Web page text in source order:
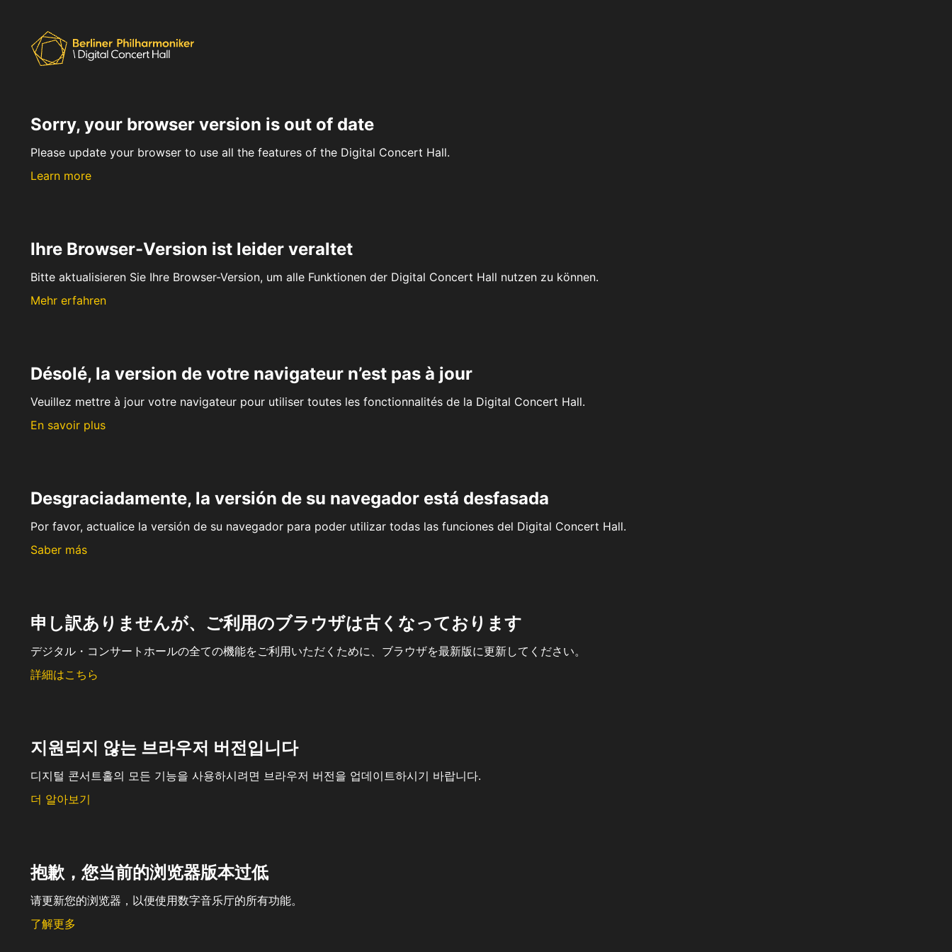
Sorry, your browser version is out of date
Please update your browser to use all the features of the Digital Concert Hall.
Learn more
Ihre Browser-Version ist leider veraltet
Bitte aktualisieren Sie Ihre Browser-Version, um alle Funktionen der Digital Concert Hall nutzen zu können.
Mehr erfahren
Désolé, la version de votre navigateur n’est pas à jour
Veuillez mettre à jour votre navigateur pour utiliser toutes les fonctionnalités de la Digital Concert Hall.
En savoir plus
Desgraciadamente, la versión de su navegador está desfasada
Por favor, actualice la versión de su navegador para poder utilizar todas las funciones del Digital Concert Hall.
Saber más
申し訳ありませんが、ご利用のブラウザは古くなっております
デジタル・コンサートホールの全ての機能をご利用いただくために、ブラウザを最新版に更新してください。
詳細はこちら
지원되지 않는 브라우저 버전입니다
디지털 콘서트홀의 모든 기능을 사용하시려면 브라우저 버전을 업데이트하시기 바랍니다.
더 알아보기
抱歉，您当前的浏览器版本过低
请更新您的浏览器，以便使用数字音乐厅的所有功能。
了解更多